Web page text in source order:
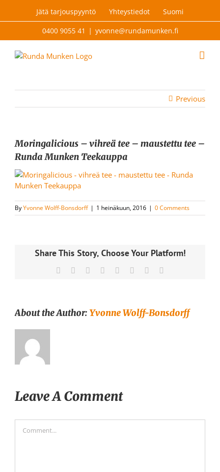
Jätä tarjouspyyntö Yhteystiedot Suomi
0400 9055 41 | yvonne@rundamunken.fi
Previous
Moringalicious – vihreä tee – maustettu tee –
Runda Munken Teekauppa
ByYvonne Wolff-Bonsdorff | 1 heinäkuun, 2016 | 0 Comments
Share This Story, Choose Your Platform!
Facebook Reddit LinkedIn
TumblrPinterest
About the Author:Yvonne Wolff-Bonsdorff
Leave A Comment